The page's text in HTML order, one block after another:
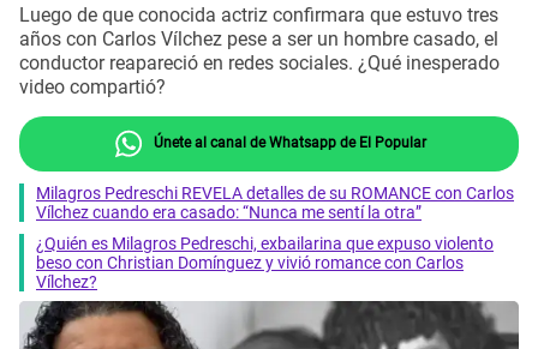
Luego de que conocida actriz confirmara que estuvo tres
años con Carlos Vílchez pese a ser un hombre casado, el
conductor reapareció en redes sociales. ¿Qué inesperado
video compartió?
Únete al canal de Whatsapp de El Popular
Milagros Pedreschi REVELA detalles de su ROMANCE con Carlos
Vílchez cuando era casado: “Nunca me sentí la otra”
¿Quién es Milagros Pedreschi, exbailarina que expuso violento
beso con Christian Domínguez y vivió romance con Carlos
Vílchez?